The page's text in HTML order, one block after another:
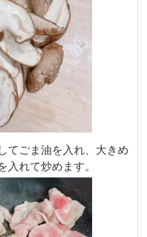
てごま油を入れ、大きめ
入れて炒めます。